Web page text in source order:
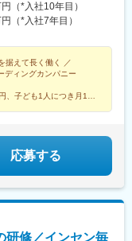
近畿エリア】大阪府/京
・四国エリア】岡山県/
/鹿児島県＜マイカー通
なります。
駅、羽後牛島駅、横手
白河駅、郡山駅(福島
島神宮駅、石岡駅、常
県)、小山駅、足利駅、
那須塩原駅、北高崎
、前橋大島駅、吉野原
越谷駅、藤の牛島駅、
東千葉駅、西白井駅、み
が丘駅、南柏駅、野田
上井草駅、ときわ台駅
金井駅、柴崎体育館駅、
西武立川駅、新川崎
（*入社10年目）
（*入社7年目）
据えて長く働く ／
ィングカンパニー
子ども1人につき月1万
応募する
研修／インセン毎